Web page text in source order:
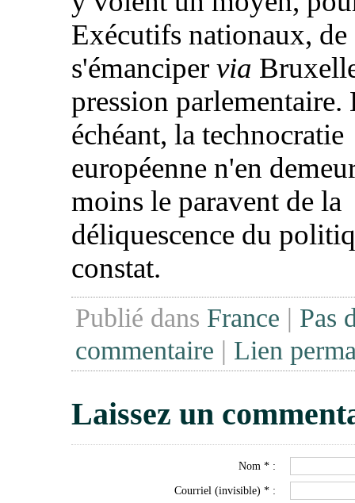
Exécutifs nationaux, de
s'émanciper via
pression parlementaire.
échéant, la technocratie
européenne n'en
moins le paravent de la
déliquescence du
constat.
Publié dans France | Pas
commentaire | Lien
Laissez un
Nom * :
Courriel (invisible) * :